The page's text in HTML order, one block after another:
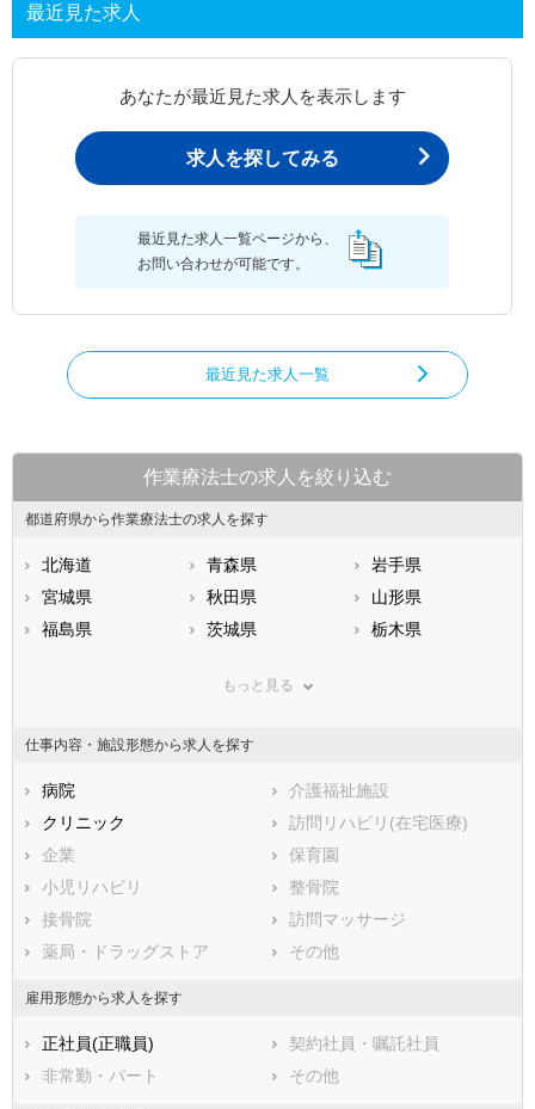
最近見た求人
あなたが最近見た求人を表示します
求人を探してみる
最近見た求人一覧ページから、
お問い合わせが可能です。
最近見た求人一覧
作業療法士の求人を絞り込む
都道府県から作業療法士の求人を探す
北海道 青森県
岩手県
宮城県
秋田県
山形県
福島県
茨城県
栃木県
神奈川県
石川県
福井県
静岡県
三重県
滋賀県
大阪府
兵庫県
鳥取県
広島県
徳島県
香川県
愛媛県
鹿児島県
もっと見る
仕事内容・施設形態から求人を探す
病院
介護福祉施設
クリニック
訪問リハビリ(在宅医療)
企業
保育園
小児リハビリ
整骨院
接骨院
訪問マッサージ
薬局・ドラッグストア
その他
雇用形態から求人を探す
正社員(正職員)
契約社員・嘱託社員
非常勤・パート
その他